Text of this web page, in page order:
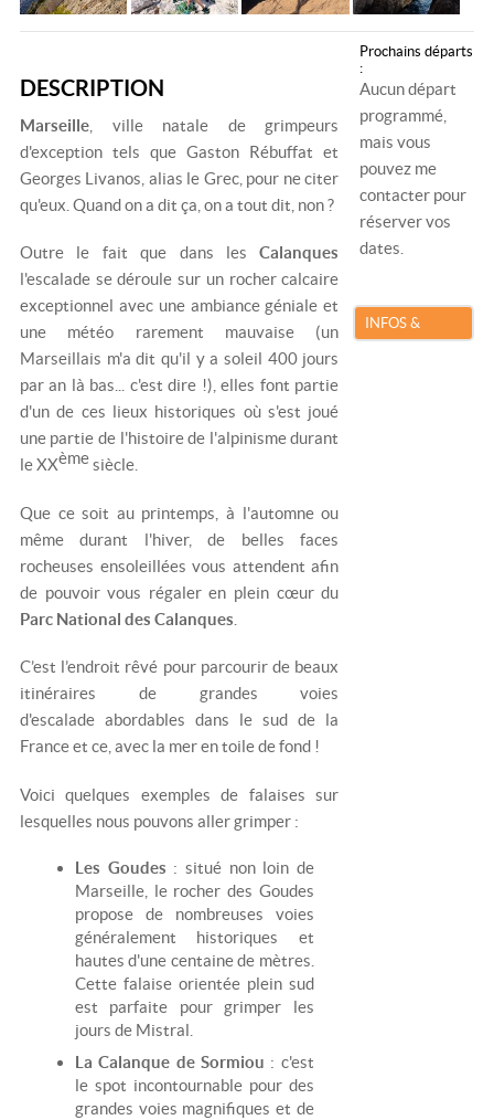
DESCRIPTION
Marseille, ville natale de grimpeurs
d'exception tels que Gaston Rébuffat et
Georges Livanos, alias le Grec, pour ne citer
qu'eux. Quand on a dit ça, on a tout dit, non ?
Outre le fait que dans lesCalanques
l'escalade se déroule sur un rocher calcaire
exceptionnel avec une ambiance géniale et
une météo rarement mauvaise (un
Marseillais m'a dit qu'il y a soleil 400 jours
par an là bas... c'est dire !), elles font partie
d'un de ces lieux historiques où s'est joué
une partie de l'histoire de l'alpinisme durant
le XXèmesiècle.
Que ce soit au printemps, à l'automne ou
même durant l'hiver, de belles faces
rocheuses ensoleillées vous attendent afin
de pouvoir vous régaler en plein cœur du
Parc National des Calanques
C’est l’endroit rêvé pour parcourir de beaux
itinéraires de grandes voies
d'escalade abordables dans le sud de la
France et ce, avec la mer en toile de fond !
Voici quelques exemples de falaises sur
lesquelles nous pouvons aller grimper :
Les Goudes : situé non loin de
Marseille, le rocher des Goudes
propose de nombreuses voies
généralement historiques et
hautes d'une centaine de mètres.
Cette falaise orientée plein sud
est parfaite pour grimper les
jours de Mistral.
La Calanque de Sormiou : c'est
le spot incontournable pour des
grandes voies magnifiques et de
Prochains départs
:
Aucun départ
programmé,
mais vous
pouvez me
contacter pour
réserver vos
dates.
INFOS &